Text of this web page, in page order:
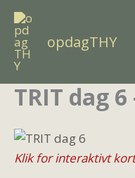
Gå
indholdetopdagTHY
TRIT dag
Klik for interaktivt kort